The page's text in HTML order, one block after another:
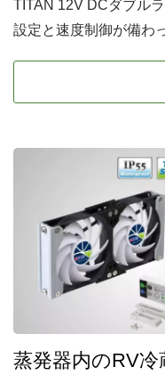
TITAN 12V DCダブル
設定と速度制御が備わ
蒸発器内のRV